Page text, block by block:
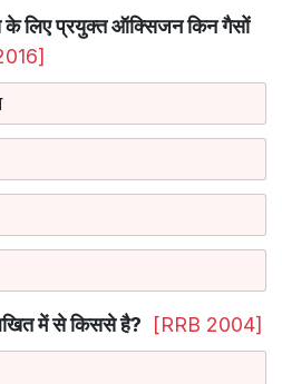
के लिए प्रयुक्त ऑक्सिजन किन गैसों
में से किससे है?
[RRB 2004]